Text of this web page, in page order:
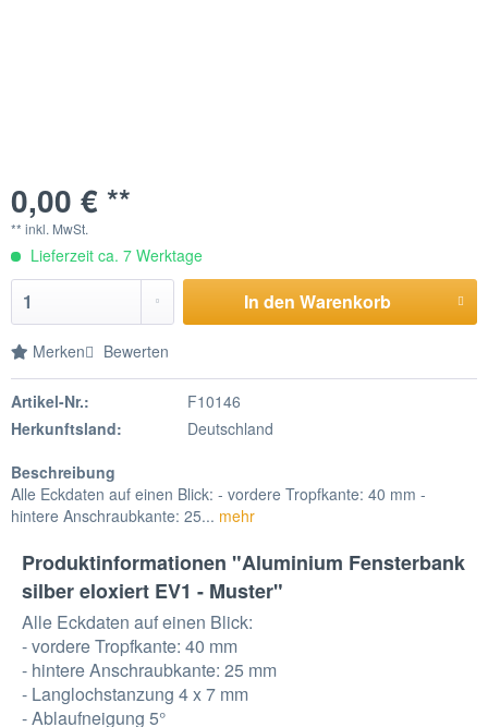
0,00 € **
** inkl. MwSt.
Lieferzeit ca. 7 Werktage
In den Warenkorb
Merken Bewerten
Artikel-Nr.:
F10146
Herkunftsland:
Deutschland
Beschreibung
Alle Eckdaten auf einen Blick: - vordere Tropfkante: 40 mm -
hintere Anschraubkante: 25... mehr
Produktinformationen "Aluminium Fensterbank
silber eloxiert EV1 - Muster"
Alle Eckdaten auf einen Blick:
- vordere Tropfkante: 40 mm
- hintere Anschraubkante: 25 mm
- Langlochstanzung 4 x 7 mm
- Ablaufneigung 5°